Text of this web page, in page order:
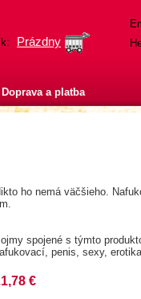
Prázdny
Doprava a platba
ho nemá väčšieho.
spojené s týmto
penis, sexy,
€